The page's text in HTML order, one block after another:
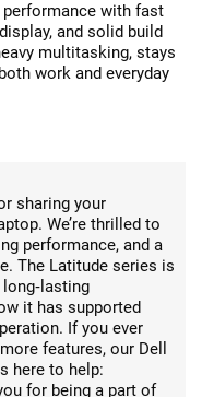
with fast
and solid build
multitasking, stays
work and everyday
sharing your
We’re thrilled to
performance, and a
The Latitude series is
it has supported
If you ever
features, our Dell
here to help:
for being a part of